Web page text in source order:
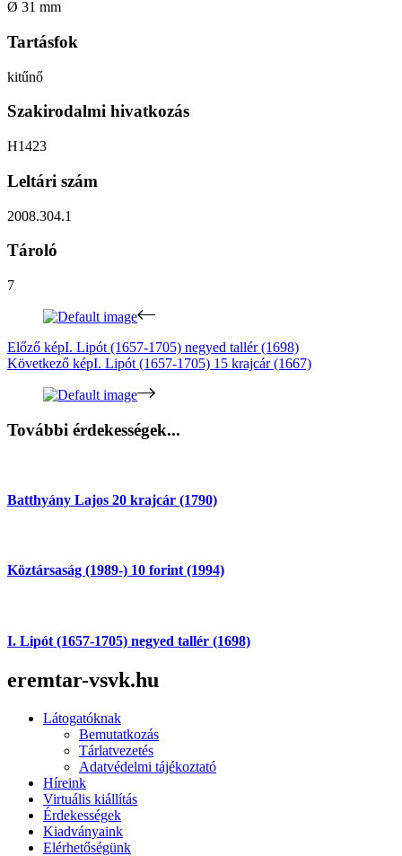
Ø 31 mm
Tartásfok
kitűnő
Szakirodalmi hivatkozás
H1423
Leltári szám
2008.304.1
Tároló
7
Előző képI. Lipót (1657-1705) negyed tallér (1698)
Következő képI. Lipót (1657-1705) 15 krajcár (1667)
További érdekességek...
Batthyány Lajos 20 krajcár (1790)
Köztársaság (1989-) 10 forint (1994)
I. Lipót (1657-1705) negyed tallér (1698)
eremtar-vsvk.hu
Látogatóknak
Bemutatkozás
Tárlatvezetés
Adatvédelmi tájékoztató
Híreink
Virtuális kiállítás
Érdekességek
Kiadványaink
Elérhetőségünk